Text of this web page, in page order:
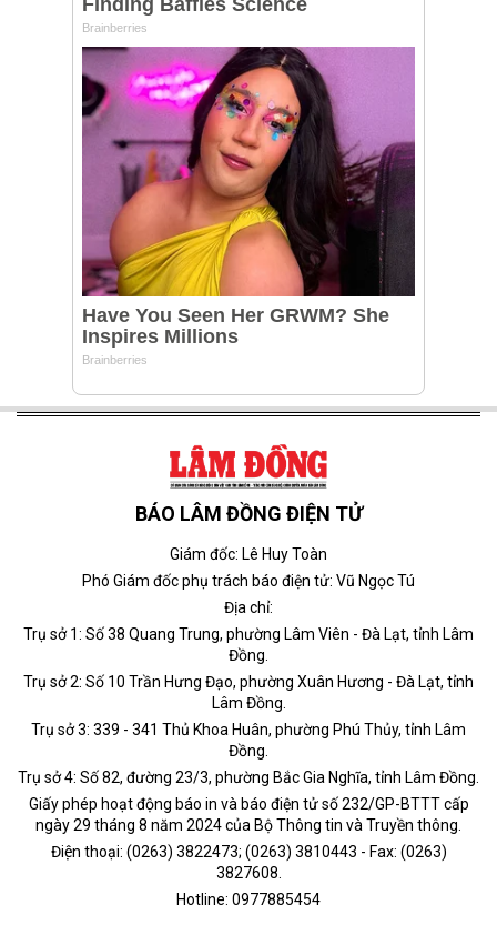
BÁO LÂM ĐỒNG ĐIỆN TỬ
Giám đốc: Lê Huy Toàn
Phó Giám đốc phụ trách báo điện tử: Vũ Ngọc Tú
Địa chỉ:
Trụ sở 1: Số 38 Quang Trung, phường Lâm Viên - Đà Lạt, tỉnh Lâm
Đồng.
Trụ sở 2: Số 10 Trần Hưng Đạo, phường Xuân Hương - Đà Lạt, tỉnh
Lâm Đồng.
Trụ sở 3: 339 - 341 Thủ Khoa Huân, phường Phú Thủy, tỉnh Lâm
Đồng.
Trụ sở 4: Số 82, đường 23/3, phường Bắc Gia Nghĩa, tỉnh Lâm Đồng.
Giấy phép hoạt động báo in và báo điện tử số 232/GP-BTTT cấp
ngày 29 tháng 8 năm 2024 của Bộ Thông tin và Truyền thông.
Điện thoại: (0263) 3822473; (0263) 3810443 - Fax: (0263)
3827608.
Hotline: 0977885454